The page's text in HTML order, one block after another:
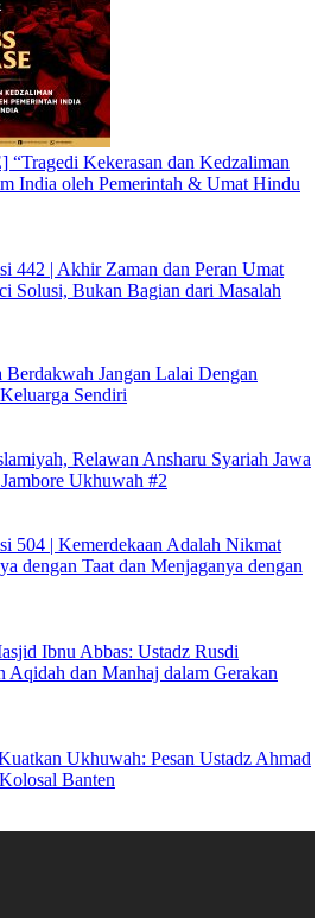
Kekerasan dan Kedzaliman
India oleh Pemerintah & Umat Hindu
442 | Akhir Zaman dan Peran Umat
Solusi, Bukan Bagian dari Masalah
Jangan Lalai Dengan
Sendiri
Relawan Ansharu Syariah Jawa
Ukhuwah #2
504 | Kemerdekaan Adalah Nikmat
dengan Taat dan Menjaganya dengan
Ibnu Abbas: Ustadz Rusdi
Aqidah dan Manhaj dalam Gerakan
Ukhuwah: Pesan Ustadz Ahmad
Banten